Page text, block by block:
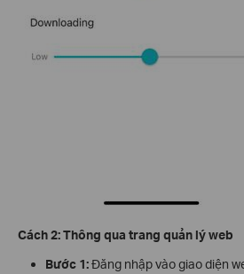
Cách 2: Thông qua trang quản lý web
Bước 1:Đăng nhập vào giao diện